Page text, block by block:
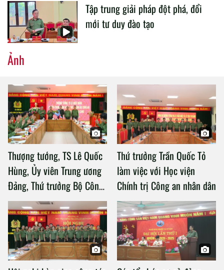
Tập trung giải pháp đột phá, đổi
mới tư duy đào tạo
Ảnh
Thượng tướng, TS Lê Quốc
Hùng, Ủy viên Trung ương
Đảng, Thứ trưởng Bộ Công
an làm việc với Học viện
Chính trị Công an nhân dân
Thứ trưởng Trần Quốc Tỏ
làm việc với Học viện
Chính trị Công an nhân dân